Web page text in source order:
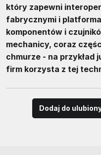
który zapewni
fabrycznymi i
komponentów i
mechanicy, coraz
chmurze - na przykład
firm korzysta z tej
Dodaj do